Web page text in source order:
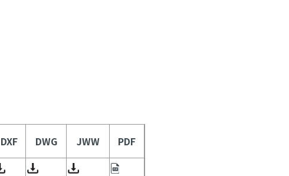
DXF DWG JWW
PDF